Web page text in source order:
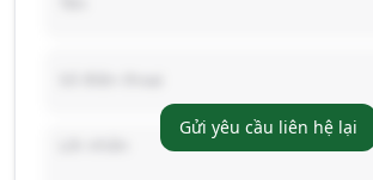
Gửi yêu cầu liên hệ lại